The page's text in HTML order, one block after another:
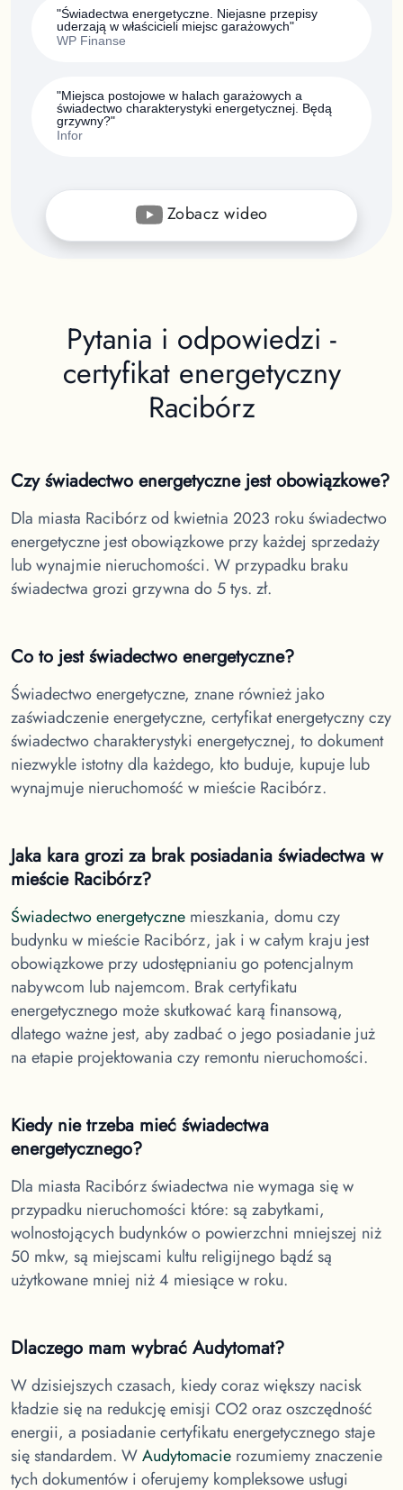
"Świadectwa energetyczne. Niejasne przepisy
uderzają w właścicieli miejsc garażowych"
WP Finanse
"Miejsca postojowe w halach garażowych a
świadectwo charakterystyki energetycznej. Będą
grzywny?"
Infor
Zobacz wideo
Pytania i odpowiedzi -
certyfikat energetyczny
Racibórz
Czy świadectwo energetyczne jest obowiązkowe?
Dla miasta Racibórzod kwietnia 2023 roku świadectwo
energetyczne jest obowiązkowe przy każdej sprzedaży
lub wynajmie nieruchomości. W przypadku braku
świadectwa grozi grzywna do 5 tys. zł.
Co to jest świadectwo energetyczne?
Świadectwo energetyczne, znane również jako
zaświadczenie energetyczne, certyfikat energetyczny czy
świadectwo charakterystyki energetycznej, to dokument
niezwykle istotny dla każdego, kto buduje, kupuje lub
wynajmuje nieruchomość w mieście Racibórz.
Jaka kara grozi za brak posiadania świadectwa w
mieście Racibórz?
Świadectwo energetyczne mieszkania, domu czy
budynku w mieście Racibórz, jak i w całym kraju jest
obowiązkowe przy udostępnianiu go potencjalnym
nabywcom lub najemcom. Brak certyfikatu
energetycznego może skutkować karą finansową,
dlatego ważne jest, aby zadbać o jego posiadanie już
na etapie projektowania czy remontu nieruchomości.
Kiedy nie trzeba mieć świadectwa
energetycznego?
Dla miasta Racibórzświadectwa nie wymaga się w
przypadku nieruchomości które: są zabytkami,
wolnostojących budynków o powierzchni mniejszej niż
50 mkw, są miejscami kultu religijnego bądź są
użytkowane mniej niż 4 miesiące w roku.
Dlaczego mam wybrać Audytomat?
W dzisiejszych czasach, kiedy coraz większy nacisk
kładzie się na redukcję emisji CO2 oraz oszczędność
energii, a posiadanie certyfikatu energetycznego staje
się standardem. WAudytomacie rozumiemy znaczenie
tych dokumentów i oferujemy kompleksowe usługi